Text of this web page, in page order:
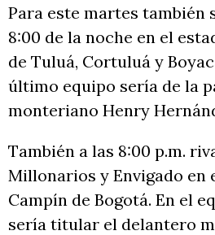
Para este martes también
8:00 de la noche en el
de Tuluá, Cortuluá y
último equipo sería de la
monteriano Henry
También a las 8:00 p.m.
Millonarios y Envigado en
Campín de Bogotá. En el
sería titular el delantero